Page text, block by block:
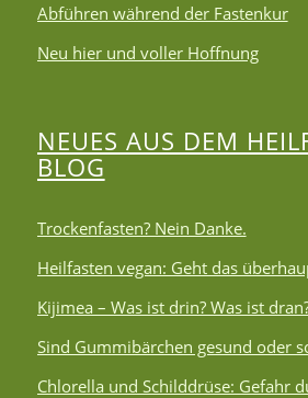
Abführen während der Fastenkur
Neu hier und voller Hoffnung
NEUES AUS DEM
BLOG
Trockenfasten? Nein Danke.
Heilfasten vegan: Geht das
Kijimea – Was ist drin? Was ist
Sind Gummibärchen gesund oder
Chlorella und Schilddrüse: Gefahr